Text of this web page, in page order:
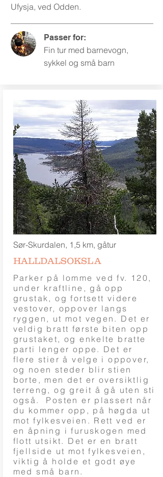
Ufysja, ved Odden.
Fin tur med barnevogn,
sykkel og små barn
Passer for:
Sør-Skurdalen, 1,5 km, gåtur
HALLDALSOKSLA
Parker på lomme ved fv. 120,
under kraftline, gå opp
grustak, og fortsett videre
vestover, oppover langs
ryggen, ut mot vegen. Det er
veldig bratt første biten opp
grustaket, og enkelte bratte
parti lenger oppe. Det er
flere stier å velge i oppover,
og noen steder blir stien
borte, men det er oversiktlig
terreng, og greit å gå uten sti
også. Posten er plassert når
du kommer opp, på høgda ut
mot fylkesveien. Rett ved er
en åpning i furuskogen med
flott utsikt. Det er en bratt
fjellside ut mot fylkesveien,
viktig å holde et godt øye
med små barn.